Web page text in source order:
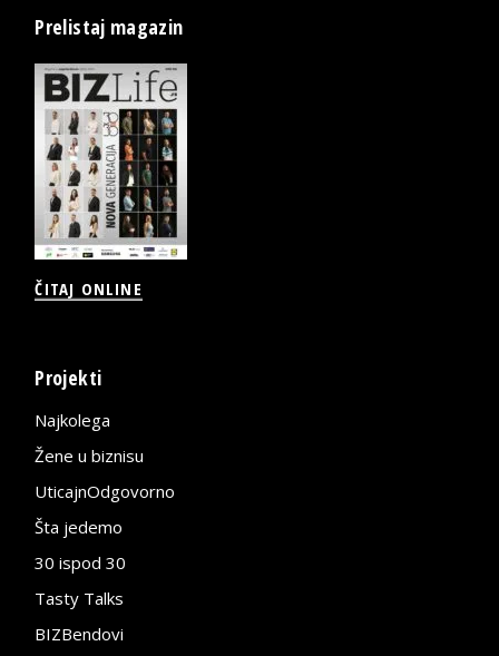
Prelistaj magazin
ČITAJ ONLINE
Projekti
Najkolega
Žene u biznisu
UticajnOdgovorno
Šta jedemo
30 ispod 30
Tasty Talks
BIZBendovi